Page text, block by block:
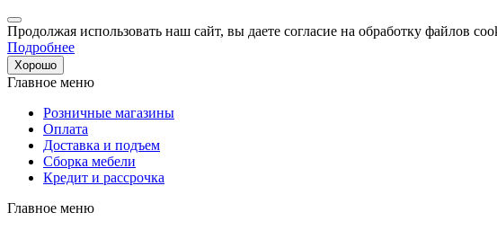
Продолжая использовать наш сайт, вы даете согласие на обработку файлов
Подробнее
Хорошо
Главное меню
Розничные магазины
Оплата
Доставка и подъем
Сборка мебели
Кредит и рассрочка
Главное меню